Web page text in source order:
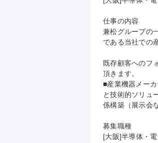
仕事の内容
兼松グループの
である当社での
既存顧客へのフ
頂きます。
■産業機器メー
と技術的ソリュ
係構築（展示会
募集職種
[大阪]半導体・